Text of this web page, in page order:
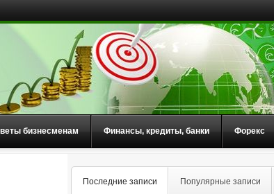
бизнесменам Финансы, кредиты, банки Форекс
Последние записи Популярные записи